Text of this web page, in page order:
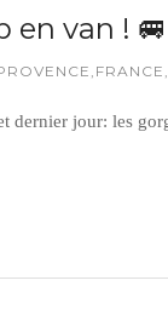
van !
, FRANCE ,
dernier jour: les